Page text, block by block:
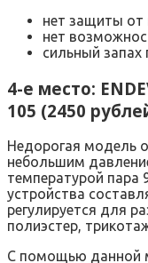
нет защиты от
нет
сильный запах
4-е место:
105 (2450
Недорогая модель
небольшим
температурой пара
устройства
регулируется для
полиэстер,
С помощью данной